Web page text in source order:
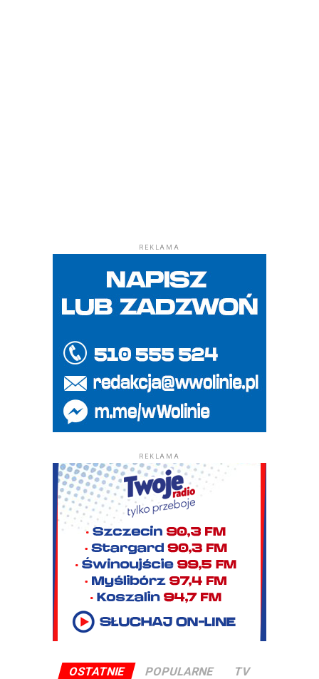
REKLAMA
REKLAMA
OSTATNIE POPULARNE TV